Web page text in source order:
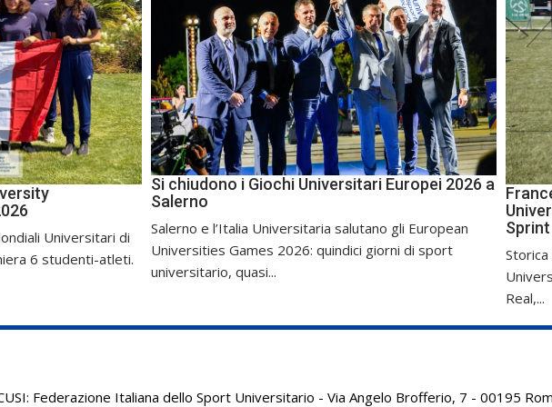
Universitari di
6 studenti-atleti.
Si chiudono i Giochi Universitari Europei 2026 a
Salerno
Salerno e l’Italia Universitaria salutano gli European
Universities Games 2026: quindici giorni di sport
universitario, quasi...
Sprint
Real,...
Federazione Italiana dello Sport Universitario - Via Angelo Brofferio, 7 - 00195